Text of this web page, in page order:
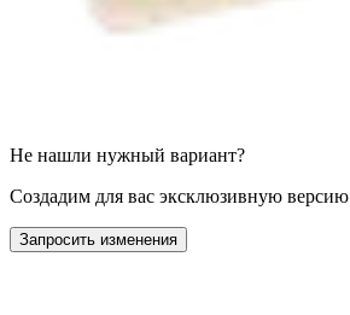
Не нашли нужный вариант?
Создадим для вас эксклюзивную версию
Запросить изменения